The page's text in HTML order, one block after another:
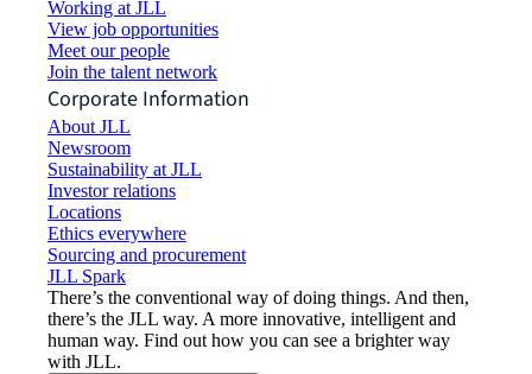
Working at JLL
View job opportunities
Meet our people
Join the talent network
Corporate Information
About JLL
Newsroom
Sustainability at JLL
Investor relations
Locations
Ethics everywhere
Sourcing and procurement
JLL Spark
There’s the conventional way of doing things. And then,
there’s the JLL way. A more innovative, intelligent and
human way. Find out how you can see a brighter way
with JLL.